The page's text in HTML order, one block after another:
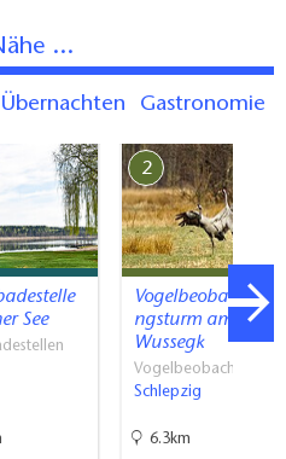
...
Übernachten Gastronomie
See
2
Vogelbeobachtu
ngsturm am
Wussegk
Vogelbeobachtung
Schlepzig
6.3km